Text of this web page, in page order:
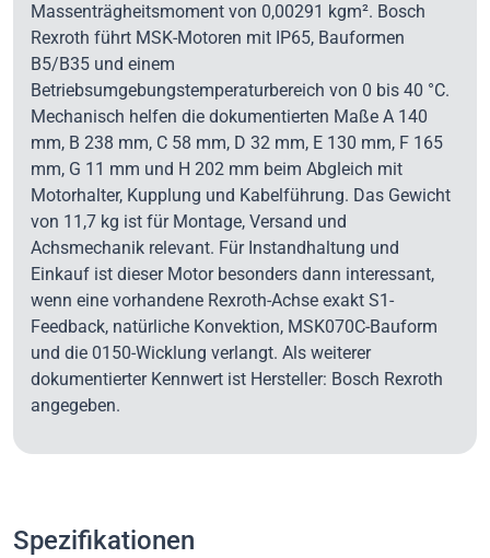
Massenträgheitsmoment von 0,00291 kgm². Bosch
Rexroth führt MSK-Motoren mit IP65, Bauformen
B5/B35 und einem
Betriebsumgebungstemperaturbereich von 0 bis 40 °C.
Mechanisch helfen die dokumentierten Maße A 140
mm, B 238 mm, C 58 mm, D 32 mm, E 130 mm, F 165
mm, G 11 mm und H 202 mm beim Abgleich mit
Motorhalter, Kupplung und Kabelführung. Das Gewicht
von 11,7 kg ist für Montage, Versand und
Achsmechanik relevant. Für Instandhaltung und
Einkauf ist dieser Motor besonders dann interessant,
wenn eine vorhandene Rexroth-Achse exakt S1-
Feedback, natürliche Konvektion, MSK070C-Bauform
und die 0150-Wicklung verlangt. Als weiterer
dokumentierter Kennwert ist Hersteller: Bosch Rexroth
angegeben.
Spezifikationen